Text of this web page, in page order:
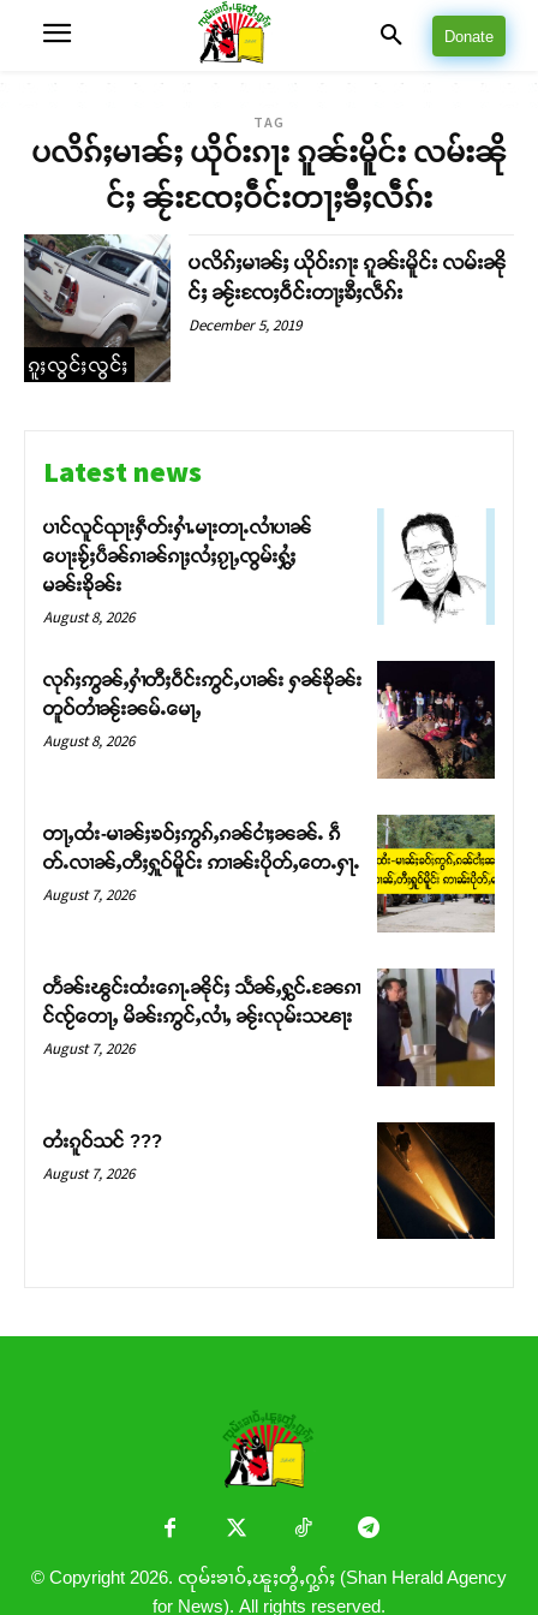
Support SHAN
တ်ႇ တူဝ်ႈလုမ်ႈၾႃႉၼၼ်ႉ ၶဝ်ႈႁူမ်ႈၵမ်ႉထႅမ် ၸုမ်းၶၢ
ဝ်ႇၽူႈတွႆႇႁွၵ်ႈ လႆႈယူႇၶႃႈဢေႃႈ။
Donate
TAG
ပလိၵ်ႈမၢၼ်ႈ ယိုဝ်းၵႃး ၵူၼ်းမိူင်း လမ်းၼို
င်ႈ ၼႂ်းၸႄႈဝဵင်းတႃႈၶီႈလဵၵ်း
ၵူႈလွင်ႈလွင်ႈ
ပလိၵ်ႈမၢၼ်ႈ ယိုဝ်းၵႃး ၵူၼ်းမိူင်း လမ်းၼို
င်ႈ ၼႂ်းၸႄႈဝဵင်းတႃႈၶီႈလဵၵ်း
December 5, 2019
Latest news
ပၢင်လူင်ၺႃးႁဵတ်းႁၢႆႉမႃးတႃႉလၢႆပၢၼ် ​​
ပေႃးၶႂ်ႈပဵၼ်ၵၢၼ်ၵႃႈလႆႈၵႂႃႇၸွမ်းႁွႆႈ
မၼ်းၶိုၼ်း
August 8, 2026
လုၵ်ႈဢွၼ်ႇႁၢႆတီႈဝဵင်းဢွင်ႇပၢၼ်း ႁၼ်ၶိုၼ်း
တူဝ်တၢႆၼႂ်းၼမ်ႉမေႃႇ
August 8, 2026
တႃႇထႆး-မၢၼ်ႈၶဝ်ႈဢွၵ်ႇၵၼ်ငၢႆႈၼၼ်ႉ ၵဵ
တ်ႉလၢၼ်ႇတီႈႁူဝ်မိူင်း ဢၢၼ်းပိုတ်ႇတေႉႁႃႉ
August 7, 2026
တႅၼ်းၽွင်းထႆးၵေႃႉၼိုင်ႈ သႅၼ်ႇႁွင်ႉၼႄၵၢ
င်ၸႂ်တေႃႇ မိၼ်းဢွင်ႇလၢႆႇ ၼႂ်းလုမ်းသၽႃး
August 7, 2026
တႆးၵူဝ်သင် ???
August 7, 2026
© Copyright 2026. ၸုမ်းၶၢဝ်ႇၽူႈတွႆႇႁွၵ်ႈ (Shan Herald Agency
for News). All rights reserved.